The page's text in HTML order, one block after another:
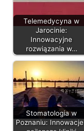
Telemedycyna w
Jarocinie:
Innowacyjne
rozwiązania w…
Stomatologia w
Poznaniu: